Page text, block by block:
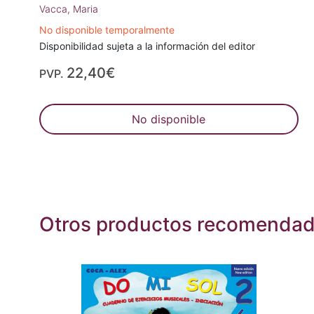
Vacca, Maria
No disponible temporalmente
Disponibilidad sujeta a la información del editor
PVP. 22,40€
No disponible
Otros productos